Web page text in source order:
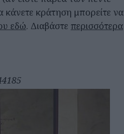
κάνετε κράτηση μπορείτε να
εδώ. Διαβάστε περισσότερα